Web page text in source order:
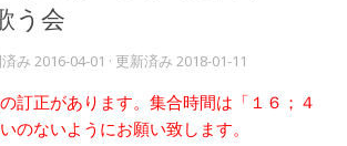
う会
済み 2016-04-01 · 更新済み 2018-01-11
訂正があります。集合時間は「１６；４
のないようにお願い致します。